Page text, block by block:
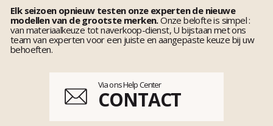
Elk seizoen opnieuw testen onze experten de nieuwe
modellen van de grootste merken.Onze belofte is simpel :
van materiaalkeuze tot naverkoop-dienst, U bijstaan met ons
team van experten voor een juiste en aangepaste keuze bij uw
behoeften.
Via ons Help Center
CONTACT